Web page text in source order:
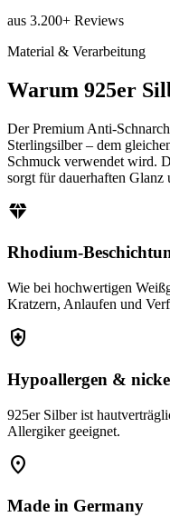
aus 3.200+ Reviews
Material & Verarbeitung
Warum 925er
Der Premium Anti-
Sterlingsilber – dem
Schmuck verwendet wird.
sorgt für dauerhaften
diamond
Rhodium-
Wie bei hochwertigen
Kratzern, Anlaufen und
health_and_safety
Hypoallergen &
925er Silber ist
Allergiker geeignet.
location_on
Made in Germany